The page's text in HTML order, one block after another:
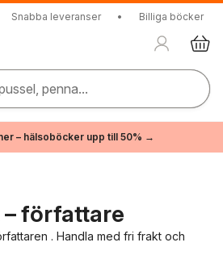
Snabba leveranser • Billiga böcker
penna...
– hälsoböcker upp till 50% →
– författare
. Handla med fri frakt och